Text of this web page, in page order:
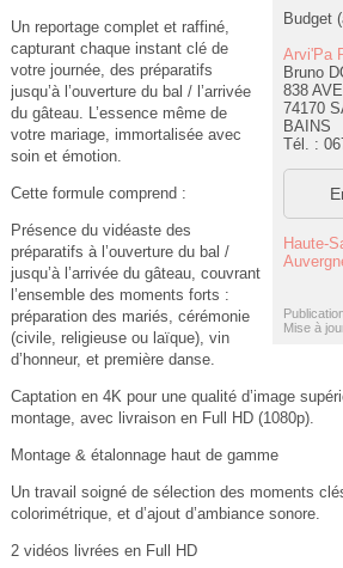
Budget
Arvi'Pa
Bruno
838
74170
BAINS
Tél. :
Haute-
Mise à
Un reportage complet et raffiné,
capturant chaque instant clé de
votre journée, des préparatifs
jusqu’à l’ouverture du bal / l’arrivée
du gâteau. L’essence même de
votre mariage, immortalisée avec
soin et émotion.
Cette formule comprend :
Présence du vidéaste des
préparatifs à l’ouverture du bal /
jusqu’à l’arrivée du gâteau, couvrant
l’ensemble des moments forts :
préparation des mariés, cérémonie
(civile, religieuse ou laïque), vin
d’honneur, et première danse.
Captation en 4K pour une qualité d’image
montage, avec livraison en Full HD (1080p).
Montage & étalonnage haut de gamme
Un travail soigné de sélection des moments
colorimétrique, et d’ajout d’ambiance sonore.
2 vidéos livrées en Full HD